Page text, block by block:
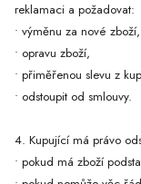
reklamaci a požadovat:
• výměnu za nové zboží,
• opravu zboží,
• přiměřenou slevu z
• odstoupit od smlouvy.
4. Kupující má právo
• pokud má zboží